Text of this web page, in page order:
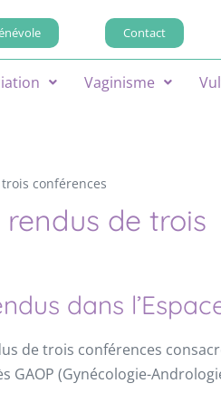
Contact
Vaginisme
conférences
de trois
dans
de trois conférences
GAOP (Gynécologie-